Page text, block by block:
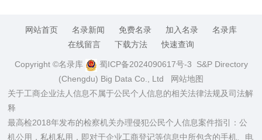
网站首页 名录新闻 免费名录 加入名录
名录库
在线留言
下载方法 快速查询
Copyright ©名录库 蜀ICP备2024090617号-3 S&P Directory
(Chengdu) Big Data Co., Ltd
网站地图
关于工商企业法人信息不属于公民个人信息的相关法律法规及司法解
释
最高检2018年发布的检察机关办理侵犯公民个人信息案件指引：公
机公用，私机私用，即对于企业工商登记等信息中所包含的手机、电